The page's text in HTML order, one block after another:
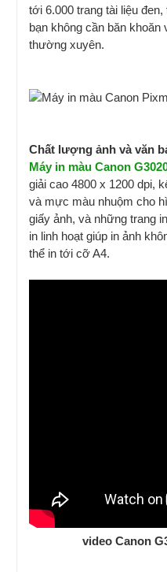
tới 6.000 trang tài liệu
bạn không cần băn
thường xuyên.
Chất lượng ảnh và văn
Máy in màu Canon
giải cao 4800 x 1200 dpi,
và mực màu nhuộm cho
giấy ảnh, và những trang
in linh hoạt giúp in ảnh
thể in tới cỡ A4.
video Canon